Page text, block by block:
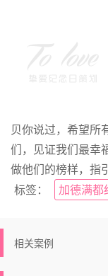
贝你说过，希望所
们，见证我们最幸
做他们的榜样，指
标签：
加德满都
相关案例